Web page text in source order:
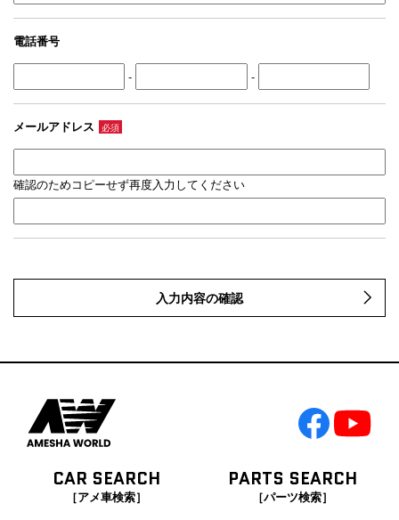
電話番号
- -
メールアドレス 必須
確認のためコピーせず再度入力してください
入力内容の確認
CAR SEARCH
［アメ車検索］
PARTS SEARCH
［パーツ検索］